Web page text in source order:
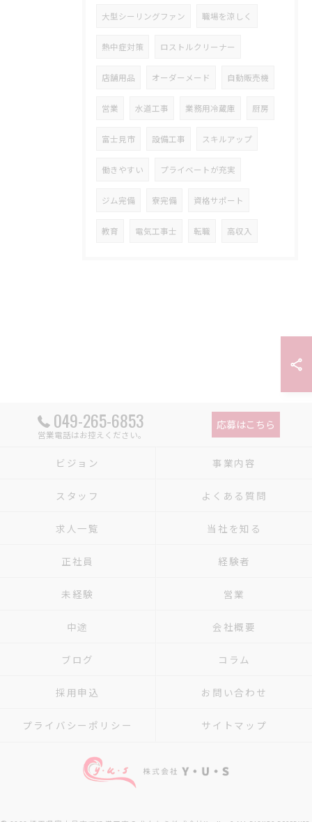
大型シーリングファン 職場を涼しく
熱中症対策 ロストルクリーナー
店舗用品 オーダーメード 自動販売機
営業 水道工事 業務用冷蔵庫 厨房
富士見市 設備工事 スキルアップ
働きやすい プライベートが充実
ジム完備 寮完備 資格サポート
教育 電気工事士 転職 高収入
049-265-6853
営業電話はお控えください。
応募はこちら
ビジョン 事業内容
スタッフ よくある質問
求人一覧 当社を知る
正社員 経験者
未経験 営業
中途 会社概要
ブログ コラム
採用申込 お問い合わせ
プライバシーポリシー サイトマップ